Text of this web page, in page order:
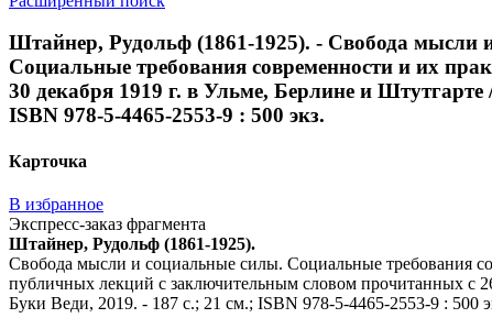
Штайнер, Рудольф (1861-1925). - Свобода мысли
Социальные требования современности и их
30 декабря 1919 г. в Ульме, Берлине и
ISBN 978-5-4465-2553-9 : 500 экз.
Карточка
В избранное
Экспресс-заказ фрагмента
Штайнер, Рудольф (1861-1925).
Свобода мысли и социальные силы. Социальные требования
публичных лекций с заключительным словом прочитанных с
Буки Веди, 2019. - 187 с.; 21 см.; ISBN 978-5-4465-2553-9 : 500